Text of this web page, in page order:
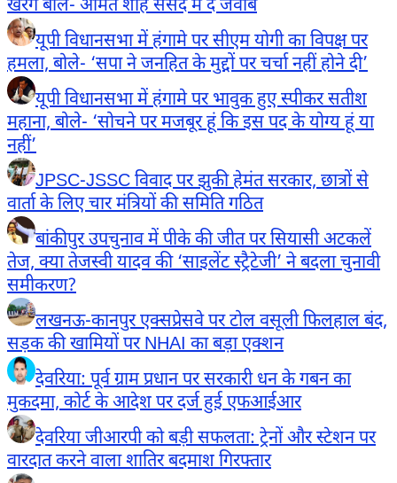
खरगे बोले- अमित शाह संसद में दें जवाब
यूपी विधानसभा में हंगामे पर सीएम योगी का विपक्ष पर
हमला, बोले- ‘सपा ने जनहित के मुद्दों पर चर्चा नहीं होने दी’
यूपी विधानसभा में हंगामे पर भावुक हुए स्पीकर सतीश
महाना, बोले- ‘सोचने पर मजबूर हूं कि इस पद के योग्य हूं या
नहीं’
JPSC-JSSC विवाद पर झुकी हेमंत सरकार, छात्रों से
वार्ता के लिए चार मंत्रियों की समिति गठित
बांकीपुर उपचुनाव में पीके की जीत पर सियासी अटकलें
तेज, क्या तेजस्वी यादव की ‘साइलेंट स्ट्रैटेजी’ ने बदला चुनावी
समीकरण?
लखनऊ-कानपुर एक्सप्रेसवे पर टोल वसूली फिलहाल बंद,
सड़क की खामियों पर NHAI का बड़ा एक्शन
देवरिया: पूर्व ग्राम प्रधान पर सरकारी धन के गबन का
मुकदमा, कोर्ट के आदेश पर दर्ज हुई एफआईआर
देवरिया जीआरपी को बड़ी सफलता: ट्रेनों और स्टेशन पर
वारदात करने वाला शातिर बदमाश गिरफ्तार